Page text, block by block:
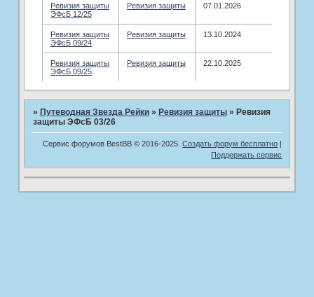
Ревизия защиты
ЭФсБ 12/25
Ревизия защиты 07.01.2026
Ревизия защиты
ЭФсБ 09/24
Ревизия защиты 13.10.2024
Ревизия защиты
ЭФсБ 09/25
Ревизия защиты 22.10.2025
» Путеводная Звезда Рейки » Ревизия защиты » Ревизия
защиты ЭФсБ 03/26
Сервис форумов BestBB © 2016-2025.Создать форум бесплатно
Поддержать сервис